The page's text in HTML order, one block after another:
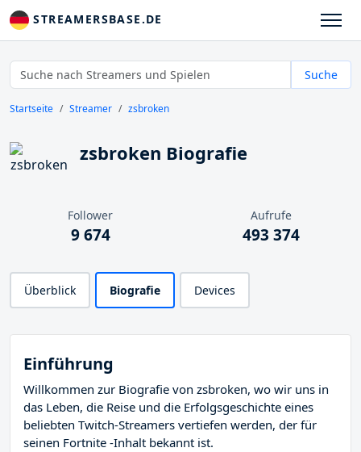
STREAMERSBASE.DE
Suche
Startseite Streamer zsbroken
zsbroken Biografie
Follower
9 674
Aufrufe
493 374
Überblick Biografie Devices
Einführung
Willkommen zur Biografie von zsbroken, wo wir uns in
das Leben, die Reise und die Erfolgsgeschichte eines
beliebten Twitch-Streamers vertiefen werden, der für
seinen Fortnite -Inhalt bekannt ist.